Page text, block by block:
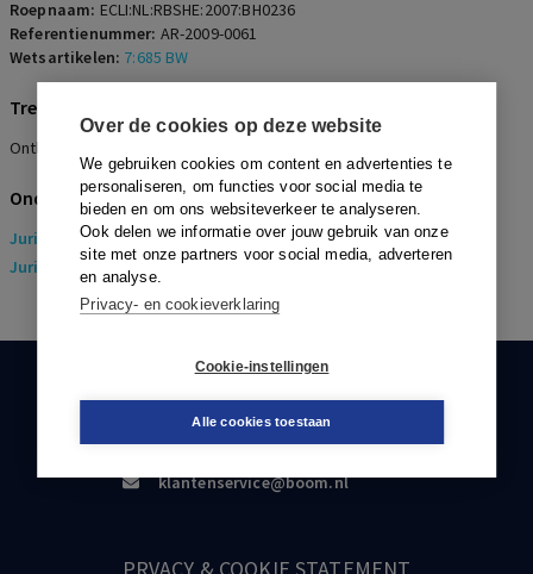
Over de cookies op deze website
We gebruiken cookies om content en advertenties te
personaliseren, om functies voor social media te
bieden en om ons websiteverkeer te analyseren.
Ook delen we informatie over jouw gebruik van onze
site met onze partners voor social media, adverteren
en analyse.
Privacy- en cookieverklaring
Cookie-instellingen
Alle cookies toestaan
Roepnaam: ECLI:NL:RBSHE:2007:BH0236
Referentienummer: AR-2009-0061
Wetsartikelen: 7:685 BW
Trefwoorden
Ontbinding, Mismatch, B-factor, Waarde privégebruik auto, C=1
Onderwerpen
Juridisch> Arbeidsrecht
Juridisch > Sociaal Zekerheidsrecht
KLANTENSERVICE
klantenservice@boom.nl